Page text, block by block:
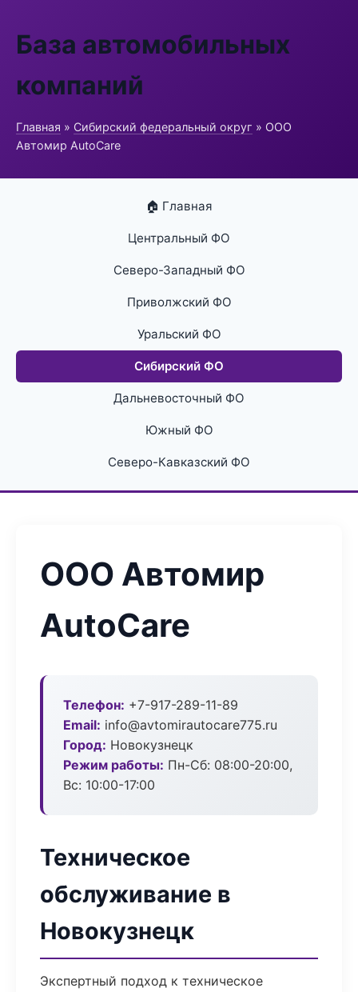
База автомобильных
компаний
Главная » Сибирский федеральный округ » ООО
Автомир AutoCare
🏠 Главная
Центральный ФО
Северо-Западный ФО
Приволжский ФО
Уральский ФО
Сибирский ФО
Дальневосточный ФО
Южный ФО
Северо-Кавказский ФО
ООО Автомир
AutoCare
Телефон: +7-917-289-11-89
Email: info@avtomirautocare775.ru
Город: Новокузнецк
Режим работы: Пн-Сб: 08:00-20:00,
Вс: 10:00-17:00
Техническое
обслуживание в
Новокузнецк
Экспертный подход к техническое